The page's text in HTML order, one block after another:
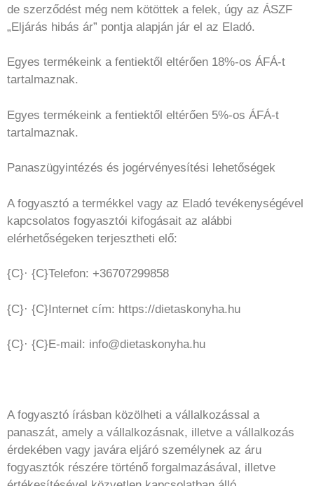
de szerződést még nem kötöttek a felek, úgy az ÁSZF
„Eljárás hibás ár” pontja alapján jár el az Eladó.
Egyes termékeink a fentiektől eltérően 18%-os ÁFÁ-t
tartalmaznak.
Egyes termékeink a fentiektől eltérően 5%-os ÁFÁ-t
tartalmaznak.
Panaszügyintézés és jogérvényesítési lehetőségek
A fogyasztó a termékkel vagy az Eladó tevékenységével
kapcsolatos fogyasztói kifogásait az alábbi
elérhetőségeken terjesztheti elő:
{C}· {C}Telefon: +36707299858
{C}· {C}Internet cím: https://dietaskonyha.hu
{C}· {C}E-mail: info@dietaskonyha.hu
A fogyasztó írásban közölheti a vállalkozással a
panaszát, amely a vállalkozásnak, illetve a vállalkozás
érdekében vagy javára eljáró személynek az áru
fogyasztók részére történő forgalmazásával, illetve